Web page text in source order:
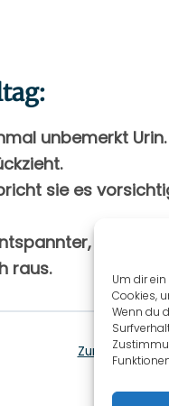
Um dir
Cookies,
Wenn du
unbemerkt
sie es
und
raus.
Zurück zu